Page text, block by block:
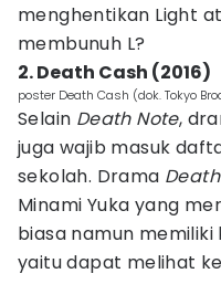
menghentikan Light
membunuh L?
2. Death Cash (2016)
poster Death Cash (dok. Tokyo
Selain Death Note,
juga wajib masuk
sekolah. Drama
Minami Yuka yang
biasa namun
yaitu dapat melihat